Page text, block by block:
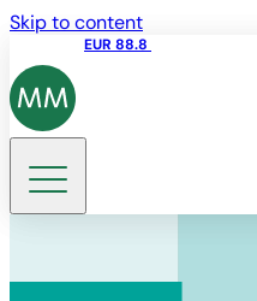
Skip to content
EUR 88.8